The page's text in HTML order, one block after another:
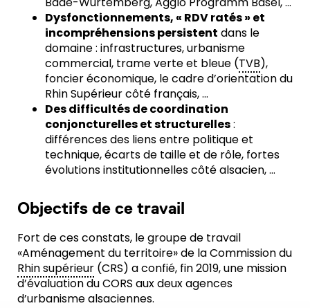
Dysfonctionnements, « RDV ratés » et
incompréhensions persistent dans le
domaine : infrastructures, urbanisme
commercial, trame verte et bleue (TVB),
foncier économique, le cadre d’orientation du
Rhin Supérieur côté français, …
Des difficultés de coordination
conjoncturelles et structurelles:
différences des liens entre politique et
technique, écarts de taille et de rôle, fortes
évolutions institutionnelles côté alsacien, …
Objectifs de ce travail
Fort de ces constats, le groupe de travail
«Aménagement du territoire» de la Commission du
Rhin supérieur (CRS) a confié, fin 2019, une mission
d’évaluation du CORS aux deux agences
d’urbanisme alsaciennes.